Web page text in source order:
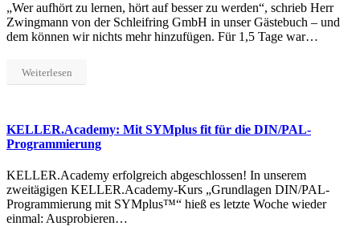
„Wer aufhört zu lernen, hört auf besser zu werden“, schrieb Herr
Zwingmann von der Schleifring GmbH in unser Gästebuch – und
dem können wir nichts mehr hinzufügen. Für 1,5 Tage war…
Weiterlesen
KELLER.Academy: Mit SYMplus fit für die DIN/PAL-
Programmierung
KELLER.Academy erfolgreich abgeschlossen! In unserem
zweitägigen KELLER.Academy-Kurs „Grundlagen DIN/PAL-
Programmierung mit SYMplus™“ hieß es letzte Woche wieder
einmal: Ausprobieren…